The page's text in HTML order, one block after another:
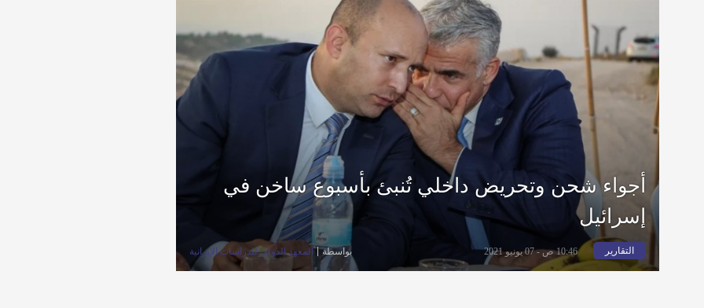
أجواء شحن وتحريض داخلي تُنبئ بأسبوع ساخن في
إسرائيل
التقارير 10:46 ص - 07 يونيو 2021 بواسطة المعهد الدولي للدراسات الإيرانية